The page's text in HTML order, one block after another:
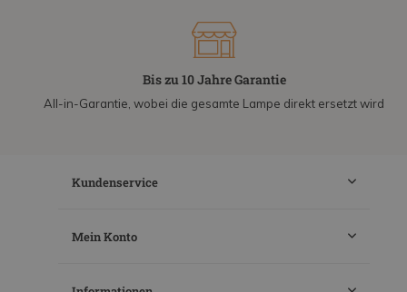
Bis zu 10 Jahre Garantie
All-in-Garantie, wobei die gesamte Lampe direkt ersetzt wird
Kundenservice
Mein Konto